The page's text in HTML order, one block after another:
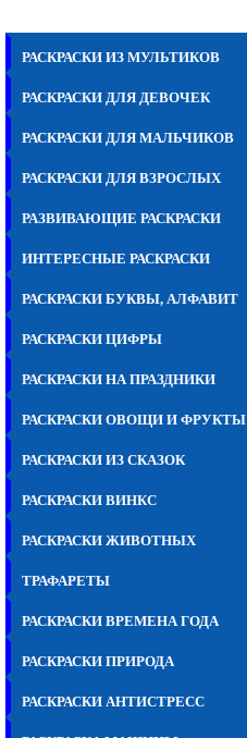
РАСКРАСКИ ИЗ МУЛЬТИКОВ
РАСКРАСКИ ДЛЯ ДЕВОЧЕК
РАСКРАСКИ ДЛЯ МАЛЬЧИКОВ
РАСКРАСКИ ДЛЯ ВЗРОСЛЫХ
РАЗВИВАЮЩИЕ РАСКРАСКИ
ИНТЕРЕСНЫЕ РАСКРАСКИ
РАСКРАСКИ БУКВЫ, АЛФАВИТ
РАСКРАСКИ ЦИФРЫ
РАСКРАСКИ НА ПРАЗДНИКИ
РАСКРАСКИ ОВОЩИ И ФРУКТЫ
РАСКРАСКИ ИЗ СКАЗОК
РАСКРАСКИ ВИНКС
РАСКРАСКИ ЖИВОТНЫХ
ТРАФАРЕТЫ
РАСКРАСКИ ВРЕМЕНА ГОДА
РАСКРАСКИ ПРИРОДА
РАСКРАСКИ АНТИСТРЕСС